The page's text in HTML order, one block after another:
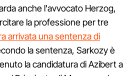
anche l'avvocato Herzog,
la professione per tre
arrivata una sentenza di
la sentenza, Sarkozy è
la candidatura di Azibert a